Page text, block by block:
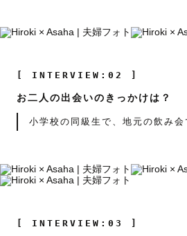
[ INTERVIEW:02 ]
お二人の出会いのきっかけは？
小学校の同級生で、地元の飲み会
[ INTERVIEW:03 ]